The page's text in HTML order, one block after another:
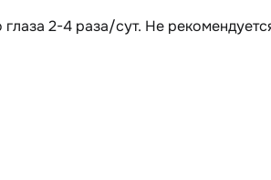
2-4 раза/сут. Не